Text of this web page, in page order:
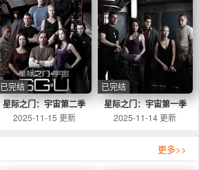
星际之门：宇宙第二季
已完结
2025-11-15 更新
星际之门：宇宙第一季
已完结
2025-11-14 更新
更多>>